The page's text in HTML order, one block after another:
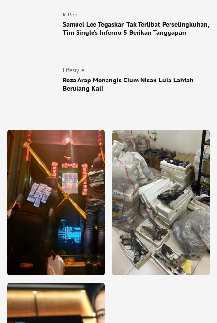
K-Pop
Samuel Lee Tegaskan Tak Terlibat Perselingkuhan,
Tim Single’s Inferno 5 Berikan Tanggapan
Lifestyle
Reza Arap Menangis Cium Nisan Lula Lahfah
Berulang Kali